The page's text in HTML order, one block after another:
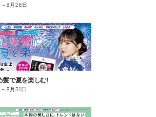
～8月28日
髪で夏を楽しむ!
～8月31日